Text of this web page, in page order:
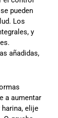
pueden
Los
y
añadidas,
a aumentar
elije